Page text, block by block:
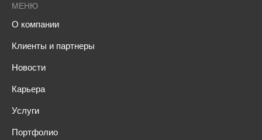
МЕНЮ
О компании
Клиенты и партнеры
Новости
Карьера
Услуги
Портфолио